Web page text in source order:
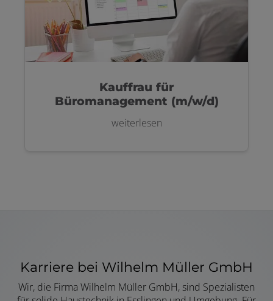
Kauffrau für
Büromanagement (m/w/d)
weiterlesen
Karriere bei Wilhelm Müller GmbH
Wir, die Firma Wilhelm Müller GmbH, sind Spezialisten